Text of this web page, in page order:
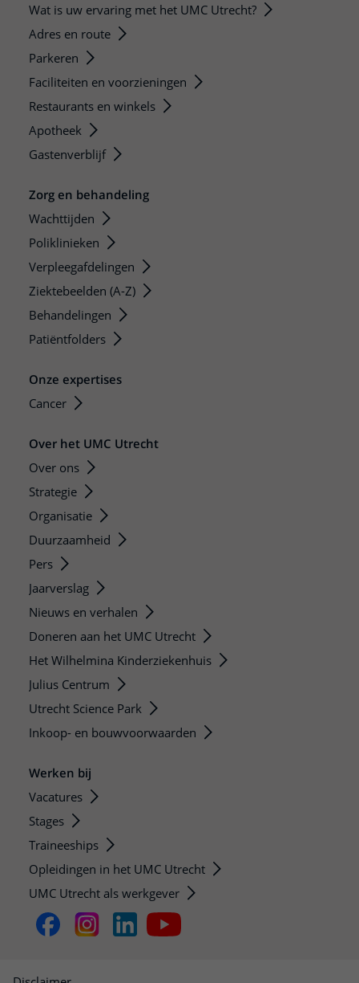
Wat is uw ervaring met het UMC Utrecht?
Adres en route
Parkeren
Faciliteiten en voorzieningen
Restaurants en winkels
Apotheek
Gastenverblijf
Zorg en behandeling
Wachttijden
Poliklinieken
Verpleegafdelingen
Ziektebeelden (A-Z)
Behandelingen
Patiëntfolders
Onze expertises
Cancer
Over het UMC Utrecht
Over ons
Strategie
Organisatie
Duurzaamheid
Pers
Jaarverslag
Nieuws en verhalen
Doneren aan het UMC Utrecht
Het Wilhelmina Kinderziekenhuis
Julius Centrum
Utrecht Science Park
Inkoop- en bouwvoorwaarden
Werken bij
Vacatures
Stages
Traineeships
Opleidingen in het UMC Utrecht
UMC Utrecht als werkgever